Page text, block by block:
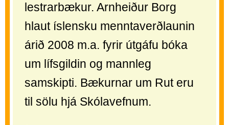
lestrarbækur. Arnheiður Borg
hlaut íslensku menntaverðlaunin
árið 2008 m.a. fyrir útgáfu bóka
um lífsgildin og mannleg
samskipti. Bækurnar um Rut eru
til sölu hjá Skólavefnum.